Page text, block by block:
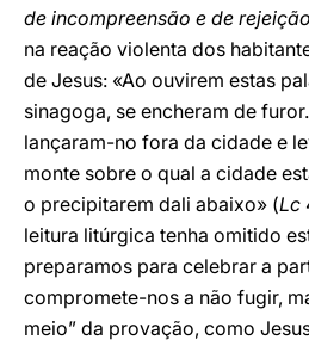
de incompreensão e de rejeição
na reação violenta dos
de Jesus: «Ao ouvirem estas
sinagoga, se encheram de
lançaram-no fora da cidade e
monte sobre o qual a cidade
o precipitarem dali abaixo» (Lc
leitura litúrgica tenha omitido
preparamos para celebrar a
compromete-nos a não fugir,
meio” da provação, como